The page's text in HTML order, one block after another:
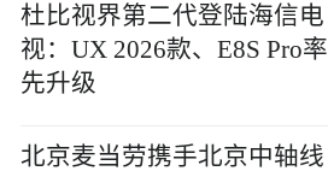
杜比视界第二代登陆海信电
视：UX 2026款、E8S Pro率
先升级
北京麦当劳携手北京中轴线